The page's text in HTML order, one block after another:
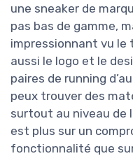
une sneaker de
pas bas de gamme,
impressionnant vu le
aussi le logo et le
paires de running
peux trouver des
surtout au niveau de
est plus sur un
fonctionnalité que